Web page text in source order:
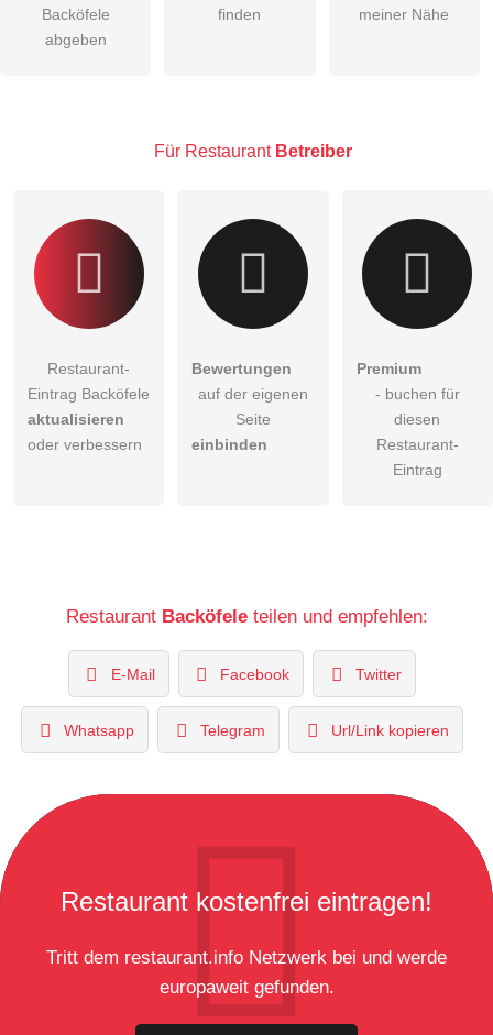
DieDatenschutzerklärung habe ich zur Kenntnis genommen.
Besucher sichtbar.
Backöfele
abgeben
finden
meiner Nähe
Für Restaurant Betreiber
Restaurant-
Eintrag Backöfele
aktualisieren
oder verbessern
Bewertungen
auf der eigenen
Seite
einbinden
Premium
- buchen für
diesen
Restaurant-
Eintrag
Restaurant Backöfeleteilen und empfehlen:
E-Mail Facebook Twitter
Whatsapp Telegram Url/Link kopieren
Restaurant kostenfrei eintragen!
Tritt dem restaurant.info Netzwerk bei und werde
europaweit gefunden.